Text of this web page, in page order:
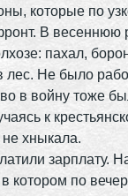
которые по
В весеннюю
пахал,
лес. Не было
в войну тоже
к
хныкала.
зарплату.
котором по